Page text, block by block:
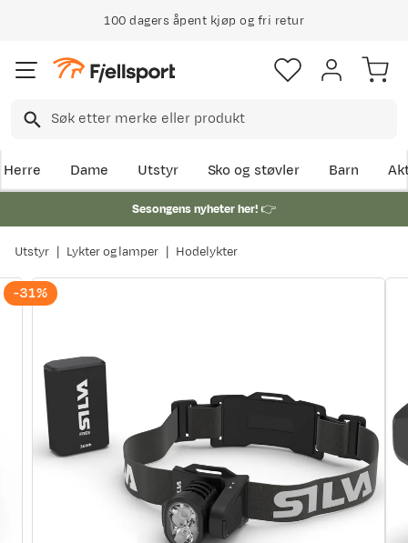
100 dagers åpent kjøp og fri retur
Herre Dame Utstyr Sko og støvler Barn
Sesongens nyheter her!👉
Utstyr Lykter og lamper Hodelykter
-31%